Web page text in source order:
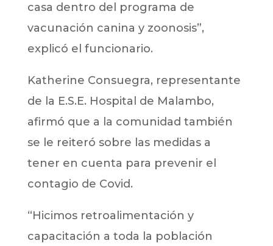
casa dentro del programa de
vacunación canina y zoonosis”,
explicó el funcionario.
Katherine Consuegra, representante
de la E.S.E. Hospital de Malambo,
afirmó que a la comunidad también
se le reiteró sobre las medidas a
tener en cuenta para prevenir el
contagio de Covid.
“Hicimos retroalimentación y
capacitación a toda la población